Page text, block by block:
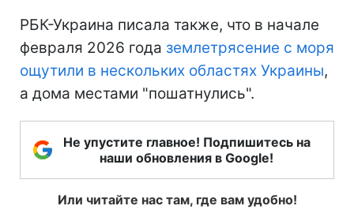
РБК-Украина писала также, что в начале
февраля 2026 года землетрясение с моря
ощутили в нескольких областях Украины,
а дома местами "пошатнулись".
Не упустите главное! Подпишитесь на
наши обновления в Google!
Или читайте нас там, где вам удобно!